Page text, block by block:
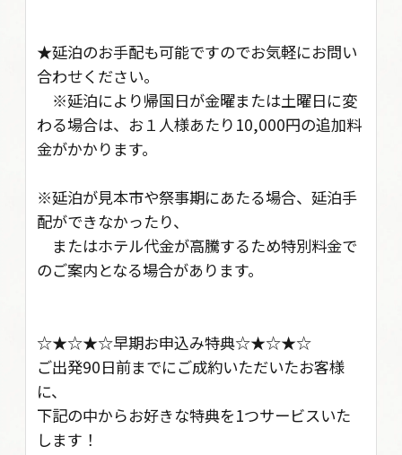
★延泊のお手配も可能ですのでお気軽にお問い
合わせください。
※延泊により帰国日が金曜または土曜日に変
わる場合は、お１人様あたり10,000円の追加料
金がかかります。
※延泊が見本市や祭事期にあたる場合、延泊手
配ができなかったり、
またはホテル代金が高騰するため特別料金で
のご案内となる場合があります。
☆★☆★☆早期お申込み特典☆★☆★☆
ご出発90日前までにご成約いただいたお客様
に、
下記の中からお好きな特典を1つサービスいた
します！